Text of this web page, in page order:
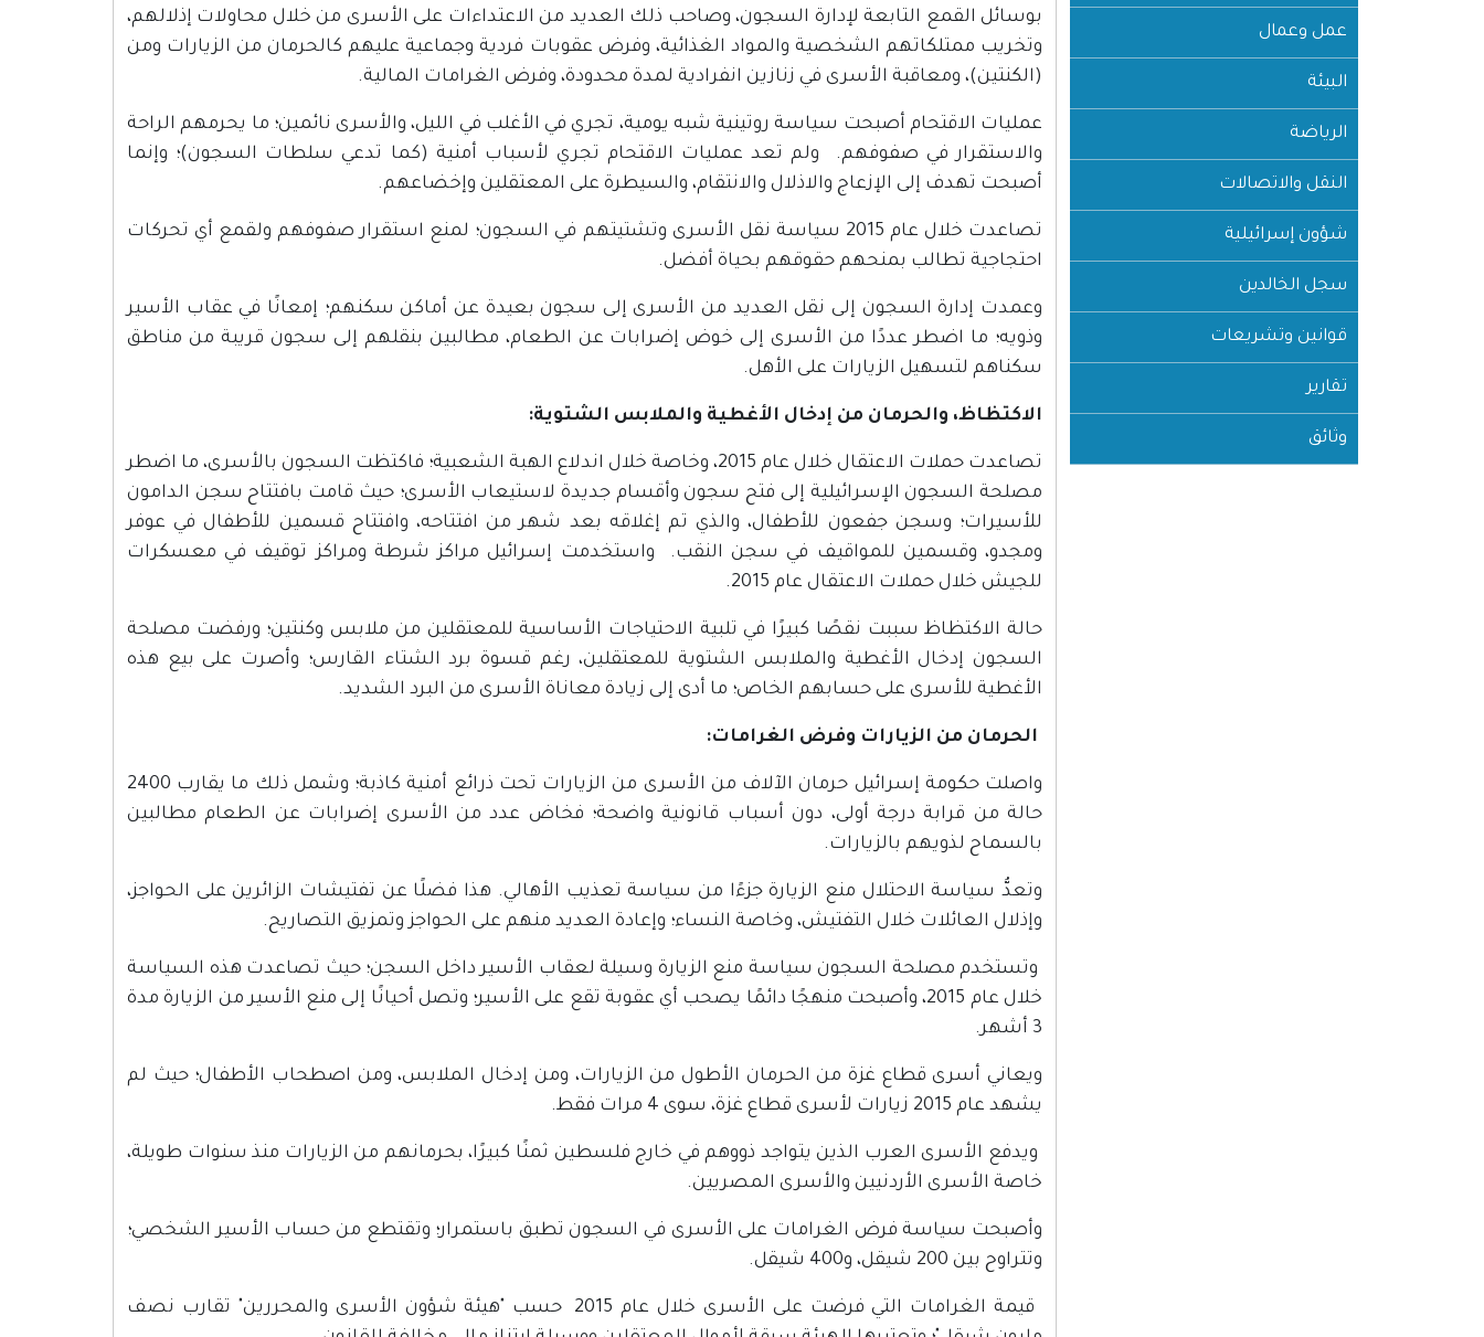
عمل وعمال
البيئة
الرياضة
النقل والاتصالات
شؤون إسرائيلية
سجل الخالدين
قوانين وتشريعات
تقارير
وثائق
بوسائل القمع التابعة لإدارة السجون، وصاحب ذلك العديد من الاعتداءات على الأسرى من خلال محاولات إذلالهم،
وتخريب ممتلكاتهم الشخصية والمواد الغذائية، وفرض عقوبات فردية وجماعية عليهم كالحرمان من الزيارات ومن
(الكنتين)، ومعاقبة الأسرى في زنازين انفرادية لمدة محدودة، وفرض الغرامات المالية.
عمليات الاقتحام أصبحت سياسة روتينية شبه يومية، تجري في الأغلب في الليل، والأسرى نائمين؛ ما يحرمهم الراحة
والاستقرار في صفوفهم. ولم تعد عمليات الاقتحام تجري لأسباب أمنية (كما تدعي سلطات السجون)؛ وإنما
أصبحت تهدف إلى الإزعاج والاذلال والانتقام، والسيطرة على المعتقلين وإخضاعهم.
تصاعدت خلال عام 2015 سياسة نقل الأسرى وتشتيتهم في السجون؛ لمنع استقرار صفوفهم ولقمع أي تحركات
احتجاجية تطالب بمنحهم حقوقهم بحياة أفضل.
وعمدت إدارة السجون إلى نقل العديد من الأسرى إلى سجون بعيدة عن أماكن سكنهم؛ إمعانًا في عقاب الأسير
وذويه؛ ما اضطر عددًا من الأسرى إلى خوض إضرابات عن الطعام، مطالبين بنقلهم إلى سجون قريبة من مناطق
سكناهم لتسهيل الزيارات على الأهل.
الاكتظاظ، والحرمان من إدخال الأغطية والملابس الشتوية:
تصاعدت حملات الاعتقال خلال عام 2015، وخاصة خلال اندلاع الهبة الشعبية؛ فاكتظت السجون بالأسرى، ما اضطر
مصلحة السجون الإسرائيلية إلى فتح سجون وأقسام جديدة لاستيعاب الأسرى؛ حيث قامت بافتتاح سجن الدامون
للأسيرات؛ وسجن جفعون للأطفال، والذي تم إغلاقه بعد شهر من افتتاحه، وافتتاح قسمين للأطفال في عوفر
ومجدو، وقسمين للمواقيف في سجن النقب. واستخدمت إسرائيل مراكز شرطة ومراكز توقيف في معسكرات
للجيش خلال حملات الاعتقال عام 2015.
حالة الاكتظاظ سببت نقصًا كبيرًا في تلبية الاحتياجات الأساسية للمعتقلين من ملابس وكنتين؛ ورفضت مصلحة
السجون إدخال الأغطية والملابس الشتوية للمعتقلين، رغم قسوة برد الشتاء القارس؛ وأصرت على بيع هذه
الأغطية للأسرى على حسابهم الخاص؛ ما أدى إلى زيادة معاناة الأسرى من البرد الشديد.
الحرمان من الزيارات وفرض الغرامات:
واصلت حكومة إسرائيل حرمان الآلاف من الأسرى من الزيارات تحت ذرائع أمنية كاذبة؛ وشمل ذلك ما يقارب 2400
حالة من قرابة درجة أولى، دون أسباب قانونية واضحة؛ فخاض عدد من الأسرى إضرابات عن الطعام مطالبين
بالسماح لذويهم بالزيارات.
وتعدُّ سياسة الاحتلال منع الزيارة جزءًا من سياسة تعذيب الأهالي. هذا فضلًا عن تفتيشات الزائرين على الحواجز،
وإذلال العائلات خلال التفتيش، وخاصة النساء؛ وإعادة العديد منهم على الحواجز وتمزيق التصاريح.
وتستخدم مصلحة السجون سياسة منع الزيارة وسيلة لعقاب الأسير داخل السجن؛ حيث تصاعدت هذه السياسة
خلال عام 2015، وأصبحت منهجًا دائمًا يصحب أي عقوبة تقع على الأسير؛ وتصل أحيانًا إلى منع الأسير من الزيارة مدة
3 أشهر.
ويعاني أسرى قطاع غزة من الحرمان الأطول من الزيارات، ومن إدخال الملابس، ومن اصطحاب الأطفال؛ حيث لم
يشهد عام 2015 زيارات لأسرى قطاع غزة، سوى 4 مرات فقط.
ويدفع الأسرى العرب الذين يتواجد ذووهم في خارج فلسطين ثمنًا كبيرًا، بحرمانهم من الزيارات منذ سنوات طويلة،
خاصة الأسرى الأردنيين والأسرى المصريين.
وأصبحت سياسة فرض الغرامات على الأسرى في السجون تطبق باستمرار؛ وتقتطع من حساب الأسير الشخصي؛
وتتراوح بين 200 شيقل، و400 شيقل.
قيمة الغرامات التي فرضت على الأسرى خلال عام 2015 حسب "هيئة شؤون الأسرى والمحررين" تقارب نصف